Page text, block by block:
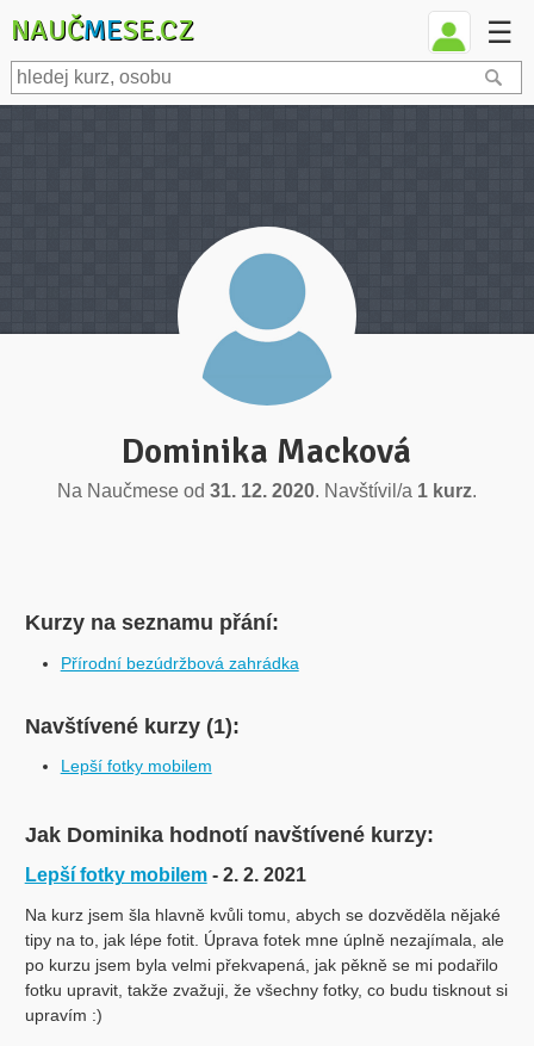
NAUČMESE.CZ ☰
Dominika Macková
Na Naučmese od 31. 12. 2020. Navštívil/a 1 kurz.
Kurzy na seznamu přání:
Přírodní bezúdržbová zahrádka
Navštívené kurzy (1):
Lepší fotky mobilem
Jak Dominika hodnotí navštívené kurzy:
Lepší fotky mobilem - 2. 2. 2021
Na kurz jsem šla hlavně kvůli tomu, abych se dozvěděla nějaké
tipy na to, jak lépe fotit. Úprava fotek mne úplně nezajímala, ale
po kurzu jsem byla velmi překvapená, jak pěkně se mi podařilo
fotku upravit, takže zvažuji, že všechny fotky, co budu tisknout si
upravím :)